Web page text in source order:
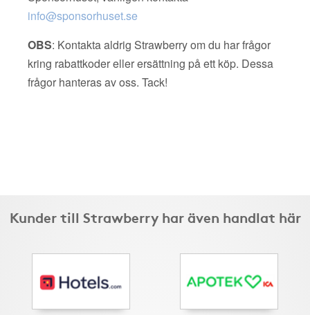
info@sponsorhuset.se
OBS: Kontakta aldrig Strawberry om du har frågor
kring rabattkoder eller ersättning på ett köp. Dessa
frågor hanteras av oss. Tack!
Kunder till Strawberry har även handlat här